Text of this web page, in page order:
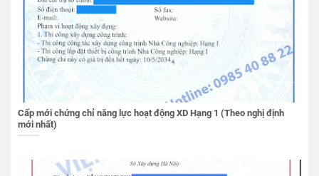
Cấp mới chứng chỉ năng lực hoạt động XD Hạng 1 (Theo nghị định
mới nhất)